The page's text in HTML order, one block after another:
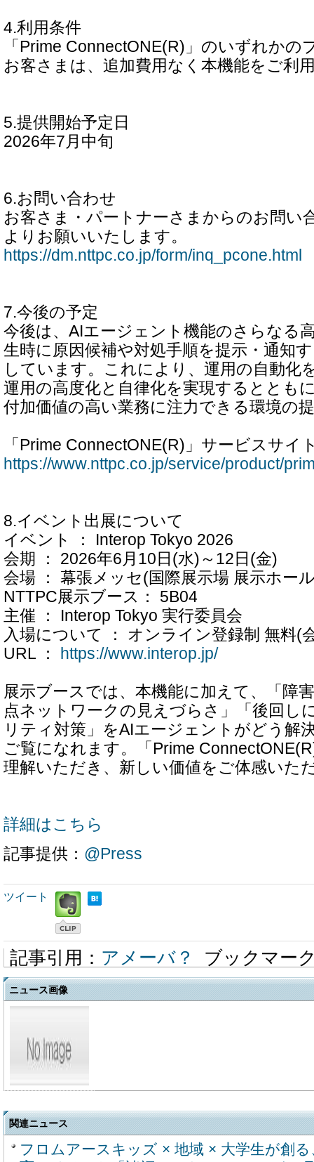
4.利用条件
「Prime ConnectONE(R)」のいずれかの
お客さまは、追加費用なく本機能をご利
5.提供開始予定日
2026年7月中旬
6.お問い合わせ
お客さま・パートナーさまからのお問い
よりお願いいたします。
https://dm.nttpc.co.jp/form/inq_pcone.html
7.今後の予定
今後は、AIエージェント機能のさらなる
生時に原因候補や対処手順を提示・通知
しています。これにより、運用の自動化
運用の高度化と自律化を実現するととも
付加価値の高い業務に注力できる環境の
「Prime ConnectONE(R)」サービスサイ
https://www.nttpc.co.jp/service/product/
8.イベント出展について
イベント ： Interop Tokyo 2026
会期 ： 2026年6月10日(水)～12日(金)
会場 ： 幕張メッセ(国際展示場 展示ホー
NTTPC展示ブース： 5B04
主催 ： Interop Tokyo 実行委員会
入場について ： オンライン登録制 無料(
URL ：
https://www.interop.jp/
展示ブースでは、本機能に加えて、「障
点ネットワークの見えづらさ」「後回し
リティ対策」をAIエージェントがどう解
ご覧になれます。「Prime
理解いただき、新しい価値をご体感いた
詳細はこちら
記事提供： @Press
ツイート
記事引用： アメーバ？ ブックマー
ニュース画像
関連ニュース
フロムアースキッズ × 地域 × 大学生が創